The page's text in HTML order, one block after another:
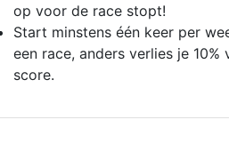
op voor de race stopt!
Start minstens één keer per
een race, anders verlies je 10%
score.